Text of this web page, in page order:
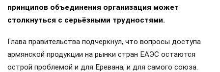
принципов объединения организация может
столкнуться с серьёзными трудностями.
Глава правительства подчеркнул, что вопросы доступа
армянской продукции на рынки стран ЕАЭС остаются
острой проблемой и для Еревана, и для самого союза.